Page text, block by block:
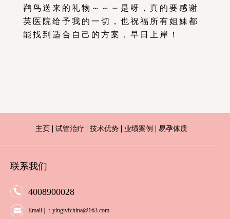
鹳鸟送来的礼物～～～是呀，真的要感谢
英医院给予我的一切，也祝福所有姐妹都
能找到适合自己的方案，早日上岸！
主页 试管治疗 技术优势 业绩案例 易孕体质
联系我们
4008900028
Email | ：yingivfchina@163.com